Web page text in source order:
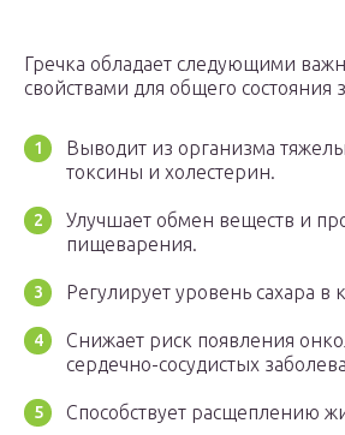
Гречка обладает следующими
свойствами для общего состояния
Выводит из организма
токсины и холестерин.
Улучшает обмен веществ и
пищеварения.
Регулирует уровень сахара в
Снижает риск появления
сердечно-сосудистых
Способствует расщеплению